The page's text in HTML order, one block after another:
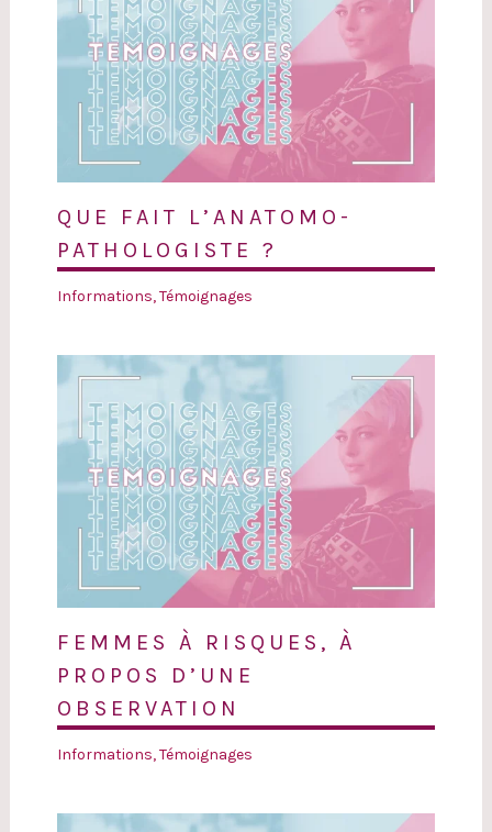
QUE FAIT L’ANATOMO-
PATHOLOGISTE ?
Informations,Témoignages
FEMMES À RISQUES, À
PROPOS D’UNE
OBSERVATION
Informations,Témoignages